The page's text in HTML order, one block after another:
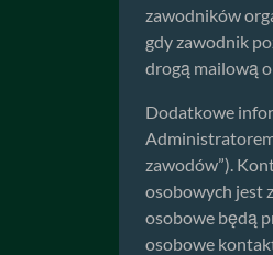
zawodników
gdy zawodnik
drogą mailową
Dodatkowe
zawodów”).
osobowych jest
osobowe będą
osobowe